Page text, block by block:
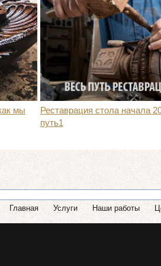
мы
Реставрация стола начала
путь1
Главная Услуги Наши работы